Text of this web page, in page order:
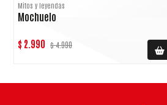
Mitos y leyendas
Mochuelo
$ 2.990 $ 4.990